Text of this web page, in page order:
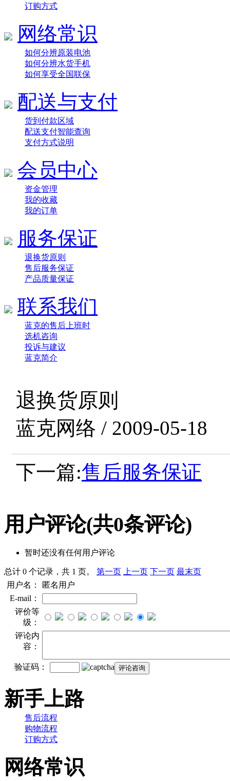
订购方式
网络常识
如何分辨原装电池
如何分辨水货手机
如何享受全国联保
配送与支付
货到付款区域
配送支付智能查询
支付方式说明
会员中心
资金管理
我的收藏
我的订单
服务保证
退换货原则
售后服务保证
产品质量保证
联系我们
蓝克的售后上班时
选机咨询
投诉与建议
蓝克简介
退换货原则
蓝克网络 / 2009-05-18
下一篇:售后服务保证
用户评论(共0条评论)
暂时还没有任何用户评论
总计 0 个记录，共 1 页。 第一页 上一页 下一页 最末页
用户名：
匿名用户
E-mail：
评价等
级：
评论内
容：
验证码：
新手上路
售后流程
购物流程
订购方式
网络常识